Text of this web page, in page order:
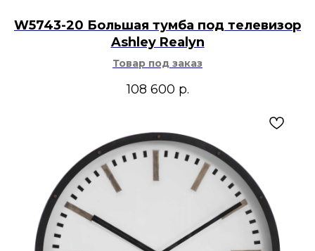
W5743-20 Большая тумба под телевизор
Ashley Realyn
Товар под заказ
108 600 р.